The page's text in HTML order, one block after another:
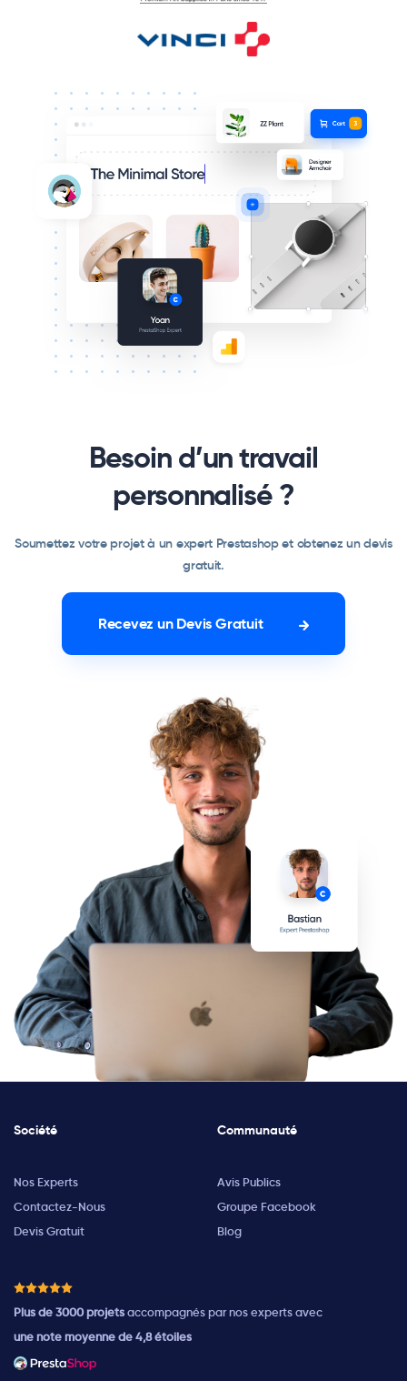
Besoin d’un travail
personnalisé ?
Soumettez votre projet à un expert Prestashop et obtenez un devis
gratuit.
Recevez un Devis Gratuit
Société
Nos Experts
Contactez-Nous
Devis Gratuit
Communauté
Avis Publics
Groupe Facebook
Blog
Plus de 3000 projetsaccompagnés par nos experts avec
une note moyenne de 4,8 étoiles